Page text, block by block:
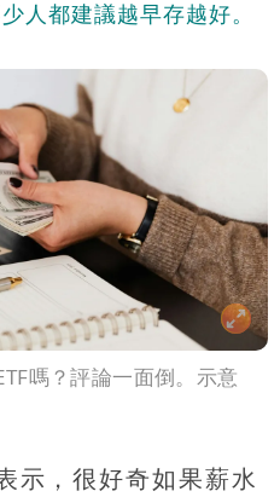
人都建議越早存越好。
嗎？評論一面倒。示意
示，很好奇如果薪水